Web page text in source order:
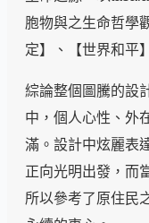
胞物與之生命哲學
定】、【世界和平
綜論整個圖騰的設
中，個人心性、外
滿。設計中炫麗表
正向光明出發，而
所以參考了原住民